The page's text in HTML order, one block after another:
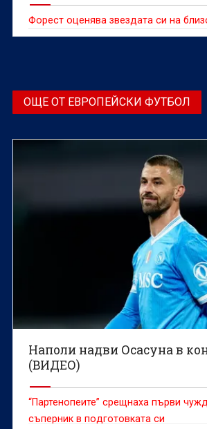
Форест оценява звездата си на
ОЩЕ ОТ ЕВРОПЕЙСКИ ФУТБОЛ
Наполи надви Осасуна в
(ВИДЕО)
“Партенопеите” срещнаха първи
съперник в подготовката си